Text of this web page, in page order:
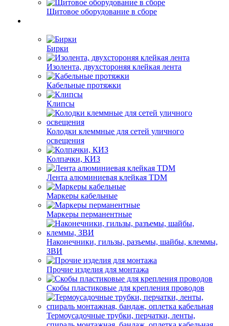
Щитовое оборудование в сборе
Бирки
Изолента, двухстороняя клейкая лента
Кабельные протяжки
Клипсы
Колодки клеммные для сетей уличного
освещения
Колпачки, КИЗ
Лента алюминиевая клейкая TDM
Маркеры кабельные
Маркеры перманентные
Наконечники, гильзы, разъемы, шайбы, клеммы,
ЗВИ
Прочие изделия для монтажа
Скобы пластиковые для крепления проводов
Термоусадочные трубки, перчатки, ленты,